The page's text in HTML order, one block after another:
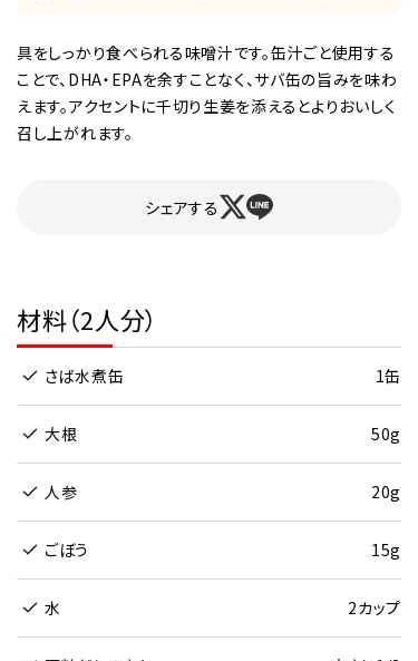
具をしっかり食べられる味噌汁です。缶汁ごと使用する
ことで、DHA・EPAを余すことなく、サバ缶の旨みを味わ
えます。アクセントに千切り生姜を添えるとよりおいしく
召し上がれます。
シェアする
材料（2人分）
さば水煮缶 1缶
大根 50g
人参 20g
ごぼう 15g
水 2カップ